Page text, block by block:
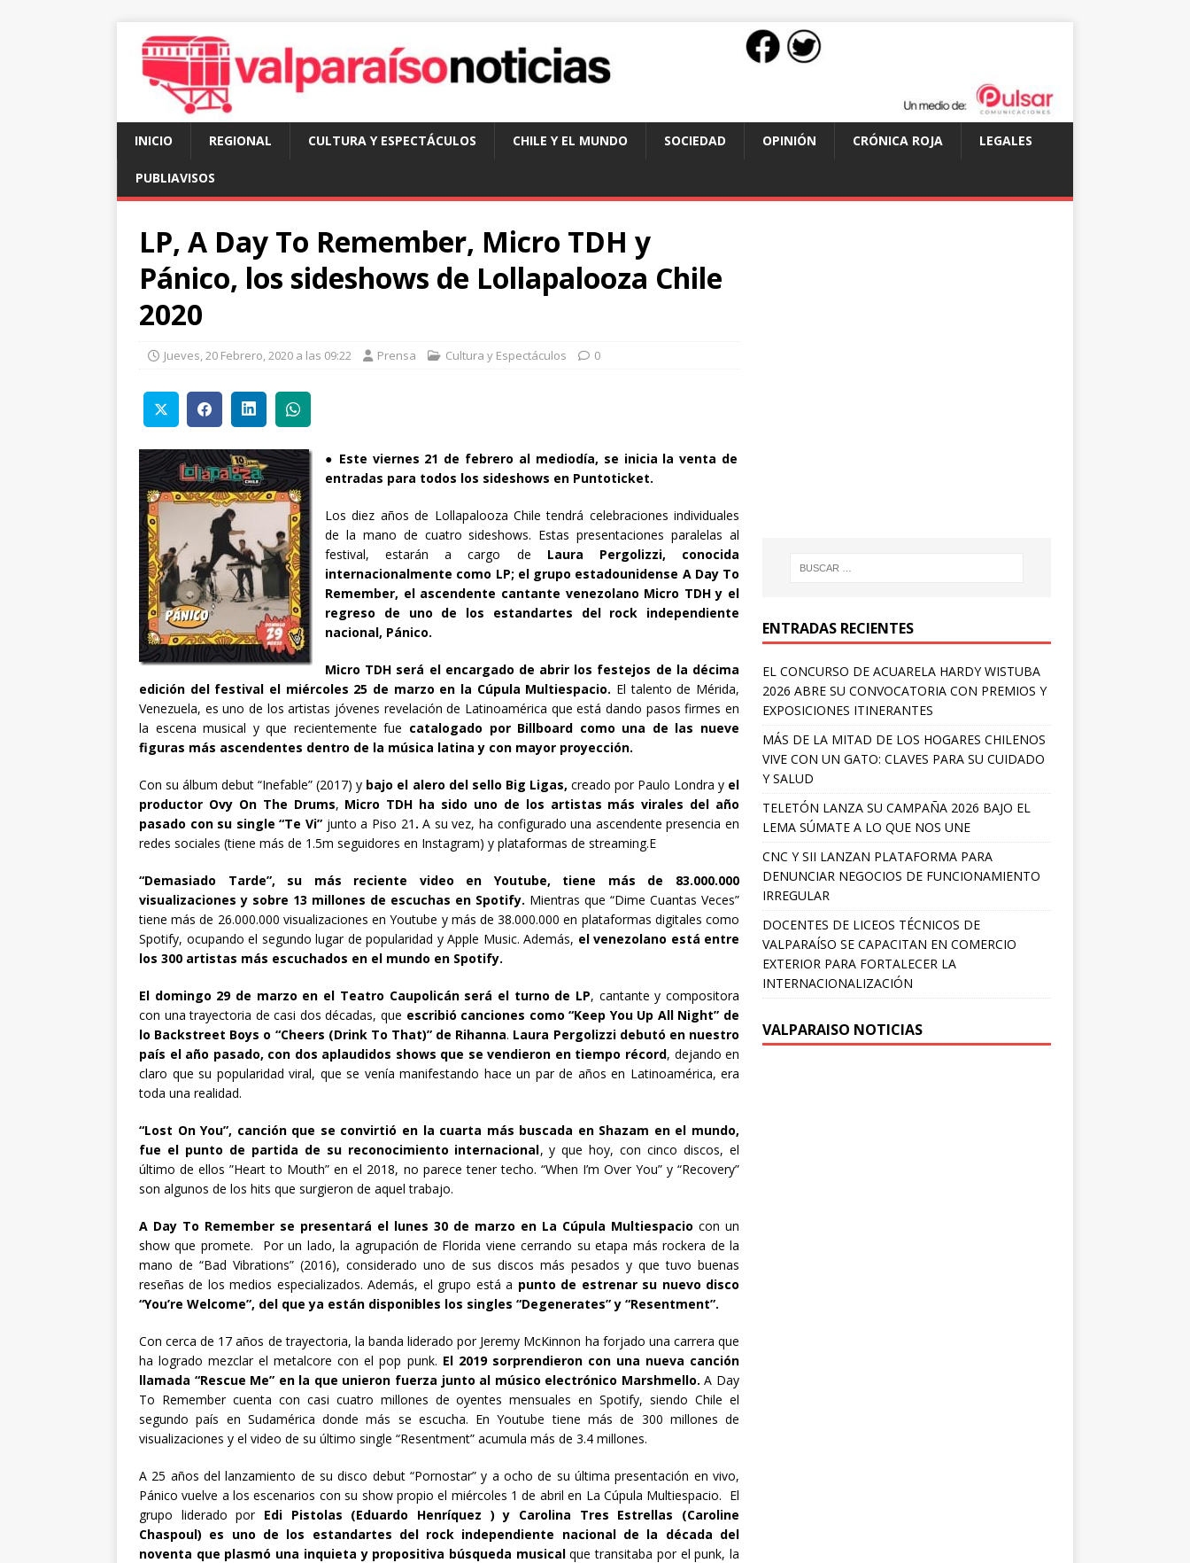
INICIO REGIONAL CULTURA Y ESPECTÁCULOS CHILE Y EL MUNDO SOCIEDAD OPINIÓN CRÓNICA ROJA LEGALES
PUBLIAVISOS
LP, A Day To Remember, Micro TDH y
Pánico, los sideshows de Lollapalooza Chile
2020
Jueves, 20 Febrero, 2020 a las 09:22 Prensa Cultura y Espectáculos 0
● Este viernes 21 de febrero al mediodía, se inicia la venta de
entradas para todos los sideshows en Puntoticket.
Los diez años de Lollapalooza Chile tendrá celebraciones individuales
de la mano de cuatro sideshows. Estas presentaciones paralelas al
festival, estarán a cargo de Laura Pergolizzi, conocida
internacionalmente como LP; el grupo estadounidense A Day To
Remember, el ascendente cantante venezolano Micro TDH y el
regreso de uno de los estandartes del rock independiente
nacional, Pánico.
Micro TDH será el encargado de abrir los festejos de la décima
edición del festival el miércoles 25 de marzo en la Cúpula Multiespacio. El talento de Mérida,
Venezuela, es uno de los artistas jóvenes revelación de Latinoamérica que está dando pasos firmes en
la escena musical y que recientemente fue catalogado por Billboard como una de las nueve
figuras más ascendentes dentro de la música latina y con mayor proyección.
Con su álbum debut “Inefable” (2017) y bajo el alero del sello Big Ligas, creado por Paulo Londra y el
productor Ovy On The Drums, Micro TDH ha sido uno de los artistas más virales del año
pasado con su single “Te Vi” junto a Piso 21 . A su vez, ha configurado una ascendente presencia en
redes sociales (tiene más de 1.5m seguidores en Instagram) y plataformas de streaming.E
“Demasiado Tarde”, su más reciente video en Youtube, tiene más de 83.000.000
visualizaciones y sobre 13 millones de escuchas en Spotify. Mientras que “Dime Cuantas Veces”
tiene más de 26.000.000 visualizaciones en Youtube y más de 38.000.000 en plataformas digitales como
Spotify, ocupando el segundo lugar de popularidad y Apple Music. Además, el venezolano está entre
los 300 artistas más escuchados en el mundo en Spotify.
El domingo 29 de marzo en el Teatro Caupolicán será el turno de LP, cantante y compositora
con una trayectoria de casi dos décadas, que escribió canciones como “Keep You Up All Night” de
lo Backstreet Boys o “Cheers (Drink To That)” de Rihanna. Laura Pergolizzi debutó en nuestro
país el año pasado, con dos aplaudidos shows que se vendieron en tiempo récord, dejando en
claro que su popularidad viral, que se venía manifestando hace un par de años en Latinoamérica, era
toda una realidad.
“Lost On You”, canción que se convirtió en la cuarta más buscada en Shazam en el mundo,
fue el punto de partida de su reconocimiento internacional, y que hoy, con cinco discos, el
último de ellos ”Heart to Mouth” en el 2018, no parece tener techo. “When I’m Over You” y “Recovery”
son algunos de los hits que surgieron de aquel trabajo.
A Day To Remember se presentará el lunes 30 de marzo en La Cúpula Multiespacio con un
show que promete. Por un lado, la agrupación de Florida viene cerrando su etapa más rockera de la
mano de “Bad Vibrations” (2016), considerado uno de sus discos más pesados y que tuvo buenas
reseñas de los medios especializados. Además, el grupo está a punto de estrenar su nuevo disco
“You’re Welcome”, del que ya están disponibles los singles “Degenerates” y “Resentment”.
Con cerca de 17 años de trayectoria, la banda liderado por Jeremy McKinnon ha forjado una carrera que
ha logrado mezclar el metalcore con el pop punk. El 2019 sorprendieron con una nueva canción
llamada “Rescue Me” en la que unieron fuerza junto al músico electrónico Marshmello. A Day
To Remember cuenta con casi cuatro millones de oyentes mensuales en Spotify, siendo Chile el
segundo país en Sudamérica donde más se escucha. En Youtube tiene más de 300 millones de
visualizaciones y el video de su último single “Resentment” acumula más de 3.4 millones.
A 25 años del lanzamiento de su disco debut “Pornostar” y a ocho de su última presentación en vivo,
Pánico vuelve a los escenarios con su show propio el miércoles 1 de abril en La Cúpula Multiespacio. El
grupo liderado porEdi Pistolas (Eduardo Henríquez ) y Carolina Tres Estrellas (Caroline
Chaspoul) es uno de los estandartes del rock independiente nacional de la década del
noventa que plasmó una inquieta y propositiva búsqueda musicalque transitaba por el punk, la
ENTRADAS RECIENTES
EL CONCURSO DE ACUARELA HARDY WISTUBA
2026 ABRE SU CONVOCATORIA CON PREMIOS Y
EXPOSICIONES ITINERANTES
MÁS DE LA MITAD DE LOS HOGARES CHILENOS
VIVE CON UN GATO: CLAVES PARA SU CUIDADO
Y SALUD
TELETÓN LANZA SU CAMPAÑA 2026 BAJO EL
LEMA SÚMATE A LO QUE NOS UNE
CNC Y SII LANZAN PLATAFORMA PARA
DENUNCIAR NEGOCIOS DE FUNCIONAMIENTO
IRREGULAR
DOCENTES DE LICEOS TÉCNICOS DE
VALPARAÍSO SE CAPACITAN EN COMERCIO
EXTERIOR PARA FORTALECER LA
INTERNACIONALIZACIÓN
VALPARAISO NOTICIAS